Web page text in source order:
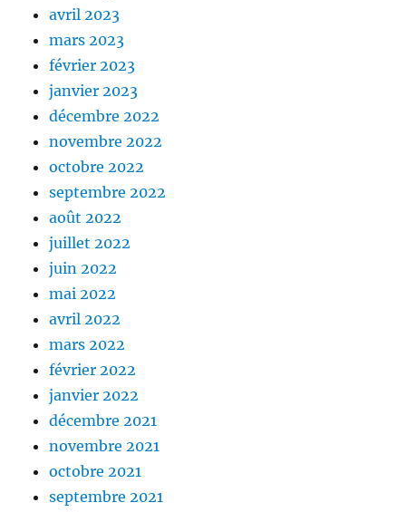
avril 2023
mars 2023
février 2023
janvier 2023
décembre 2022
novembre 2022
octobre 2022
septembre 2022
août 2022
juillet 2022
juin 2022
mai 2022
avril 2022
mars 2022
février 2022
janvier 2022
décembre 2021
novembre 2021
octobre 2021
septembre 2021